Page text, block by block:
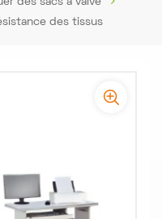
des sacs à valve
des tissus